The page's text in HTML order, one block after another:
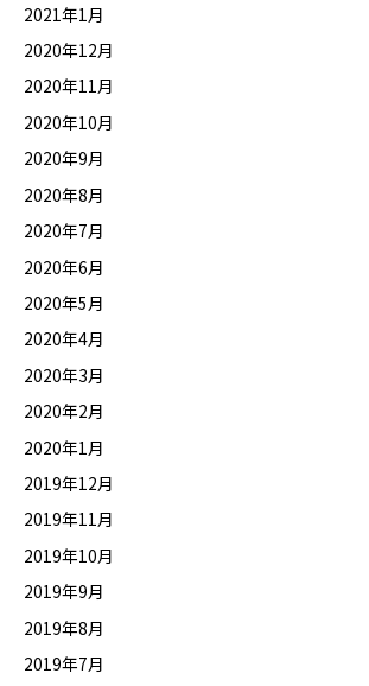
2021年1月
2020年12月
2020年11月
2020年10月
2020年9月
2020年8月
2020年7月
2020年6月
2020年5月
2020年4月
2020年3月
2020年2月
2020年1月
2019年12月
2019年11月
2019年10月
2019年9月
2019年8月
2019年7月